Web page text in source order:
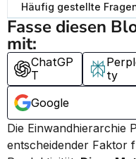
Häufig gestellte
Fasse diesen
mit:
ChatGP
T
ty
Google
Die Einwandhierarchie
entscheidender Faktor